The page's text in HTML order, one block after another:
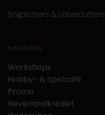
Snijplotters & Lasercutters
NAVIGATIE
Workshops
Hobby- & Spelcafé
Promo
Neverlandkrediet